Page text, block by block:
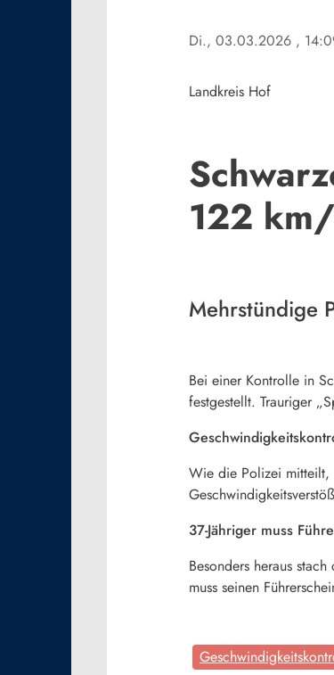
Di., 03.03.2026 ,
Landkreis Hof
122
Mehrstündige
Bei einer Kontrolle in
festgestellt. Trauriger
Wie die Polizei mitteilt,
37-Jähriger muss
Besonders heraus
muss seinen